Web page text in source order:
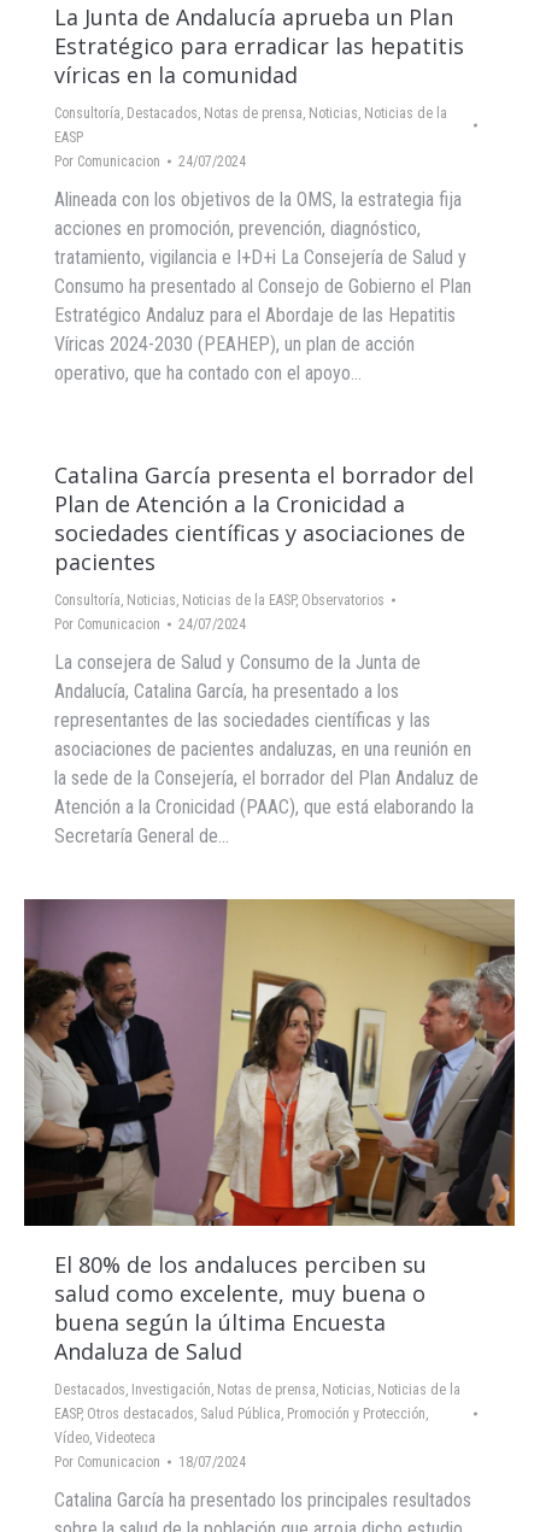
La Junta de Andalucía aprueba un Plan
Estratégico para erradicar las hepatitis
víricas en la comunidad
Consultoría, Destacados, Notas de prensa, Noticias, Noticias de la
EASP
Por Comunicacion 24/07/2024
Alineada con los objetivos de la OMS, la estrategia fija
acciones en promoción, prevención, diagnóstico,
tratamiento, vigilancia e I+D+i La Consejería de Salud y
Consumo ha presentado al Consejo de Gobierno el Plan
Estratégico Andaluz para el Abordaje de las Hepatitis
Víricas 2024-2030 (PEAHEP), un plan de acción
operativo, que ha contado con el apoyo…
Catalina García presenta el borrador del
Plan de Atención a la Cronicidad a
sociedades científicas y asociaciones de
pacientes
Consultoría, Noticias, Noticias de la EASP, Observatorios
Por Comunicacion 24/07/2024
La consejera de Salud y Consumo de la Junta de
Andalucía, Catalina García, ha presentado a los
representantes de las sociedades científicas y las
asociaciones de pacientes andaluzas, en una reunión en
la sede de la Consejería, el borrador del Plan Andaluz de
Atención a la Cronicidad (PAAC), que está elaborando la
Secretaría General de…
El 80% de los andaluces perciben su
salud como excelente, muy buena o
buena según la última Encuesta
Andaluza de Salud
Destacados, Investigación, Notas de prensa, Noticias, Noticias de la
EASP, Otros destacados, Salud Pública, Promoción y Protección,
Vídeo, Videoteca
Por Comunicacion 18/07/2024
Catalina García ha presentado los principales resultados